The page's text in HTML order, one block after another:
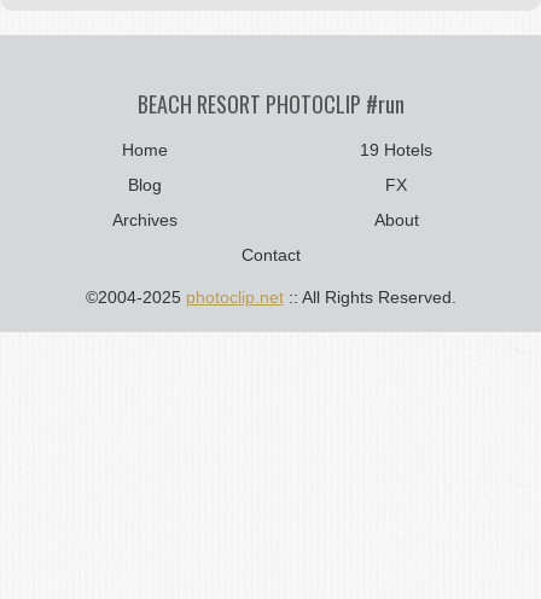
BEACH RESORT PHOTOCLIP #run
Home
19 Hotels
Blog
FX
Archives
About
Contact
©2004-2025 photoclip.net:: All Rights Reserved.